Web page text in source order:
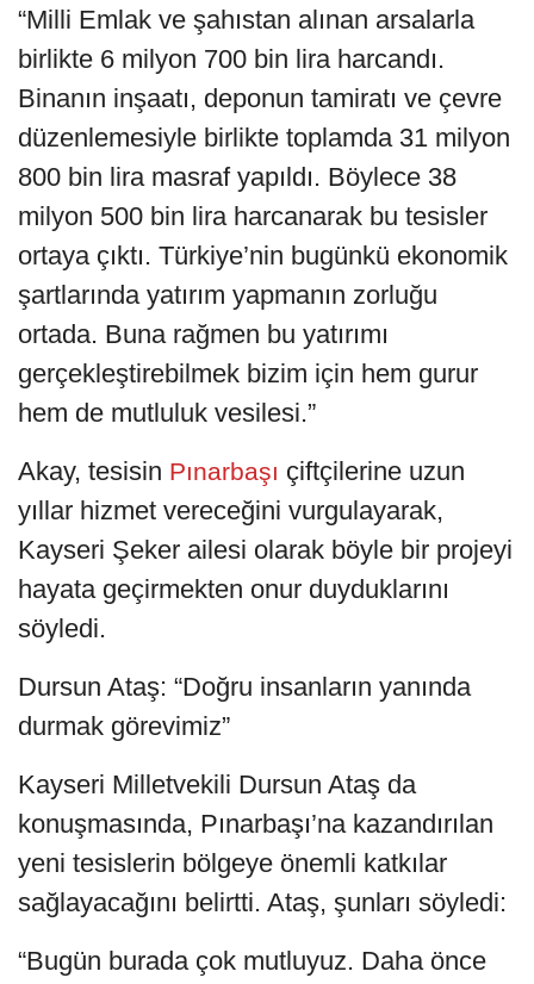
“Milli Emlak ve şahıstan alınan arsalarla
birlikte 6 milyon 700 bin lira harcandı.
Binanın inşaatı, deponun tamiratı ve çevre
düzenlemesiyle birlikte toplamda 31 milyon
800 bin lira masraf yapıldı. Böylece 38
milyon 500 bin lira harcanarak bu tesisler
ortaya çıktı. Türkiye’nin bugünkü ekonomik
şartlarında yatırım yapmanın zorluğu
ortada. Buna rağmen bu yatırımı
gerçekleştirebilmek bizim için hem gurur
hem de mutluluk vesilesi.”
Akay, tesisin Pınarbaşı çiftçilerine uzun
yıllar hizmet vereceğini vurgulayarak,
Kayseri Şeker ailesi olarak böyle bir projeyi
hayata geçirmekten onur duyduklarını
söyledi.
Dursun Ataş: “Doğru insanların yanında
durmak görevimiz”
Kayseri Milletvekili Dursun Ataş da
konuşmasında, Pınarbaşı’na kazandırılan
yeni tesislerin bölgeye önemli katkılar
sağlayacağını belirtti. Ataş, şunları söyledi:
“Bugün burada çok mutluyuz. Daha önce